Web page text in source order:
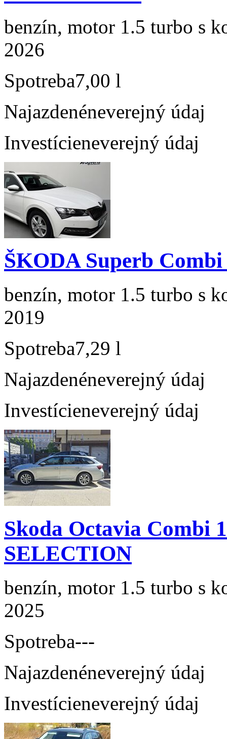
benzín, motor 1.5 turbo s
2026
Spotreba7,00 l
Najazdenéneverejný údaj
Investícieneverejný údaj
ŠKODA Superb
benzín, motor 1.5 turbo s
2019
Spotreba7,29 l
Najazdenéneverejný údaj
Investícieneverejný údaj
Skoda Octavia Combi
SELECTION
benzín, motor 1.5 turbo s
2025
Spotreba---
Najazdenéneverejný údaj
Investícieneverejný údaj